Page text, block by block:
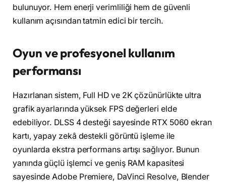
bulunuyor. Hem enerji verimliliği hem de güvenli
kullanım açısından tatmin edici bir tercih.
Oyun ve profesyonel kullanım
performansı
Hazırlanan sistem, Full HD ve 2K çözünürlükte ultra
grafik ayarlarında yüksek FPS değerleri elde
edebiliyor. DLSS 4 desteği sayesinde RTX 5060 ekran
kartı, yapay zekâ destekli görüntü işleme ile
oyunlarda ekstra performans artışı sağlıyor. Bunun
yanında güçlü işlemci ve geniş RAM kapasitesi
sayesinde Adobe Premiere, DaVinci Resolve, Blender